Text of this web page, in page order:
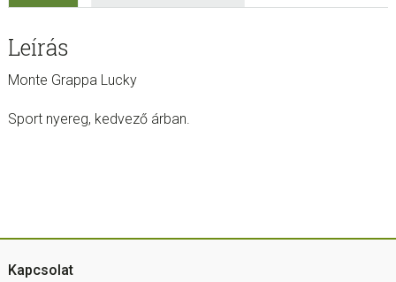
Leírás
Monte Grappa Lucky
Sport nyereg, kedvező árban.
Footer
Kapcsolat